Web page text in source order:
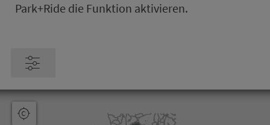
Park+Ride die Funktion ak­ti­vie­ren.